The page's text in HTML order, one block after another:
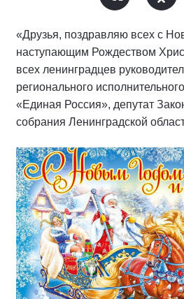
«Друзья, поздравляю всех с
наступающим Рождеством
всех ленинградцев
регионального
«Единая Россия», депутат
собрания Ленинградской